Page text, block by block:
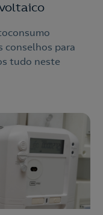
conselhos para
tudo neste